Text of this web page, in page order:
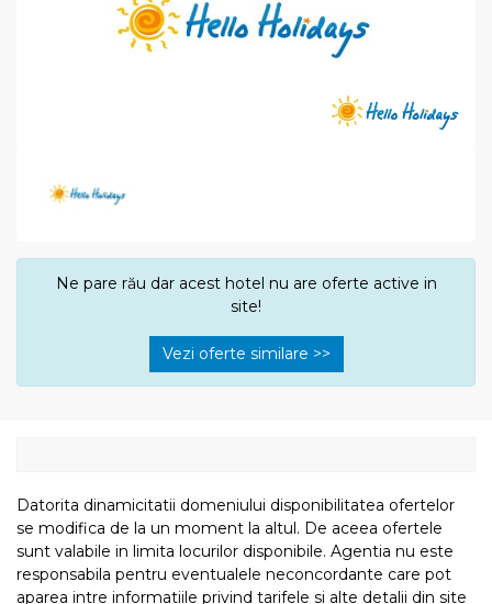
Ne pare rău dar acest hotel nu are oferte active in
site!
Vezi oferte similare >>
Datorita dinamicitatii domeniului disponibilitatea ofertelor
se modifica de la un moment la altul. De aceea ofertele
sunt valabile in limita locurilor disponibile. Agentia nu este
responsabila pentru eventualele neconcordante care pot
aparea intre informatiile privind tarifele si alte detalii din site